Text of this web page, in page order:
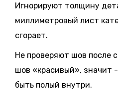
Игнорируют толщину
миллиметровый лист
сгорает.
Не проверяют шов после
шов «красивый», значит
быть полый внутри.